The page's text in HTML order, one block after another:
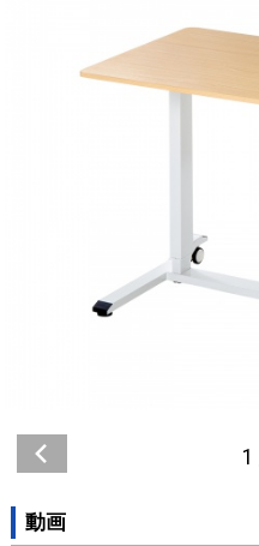
1
動画